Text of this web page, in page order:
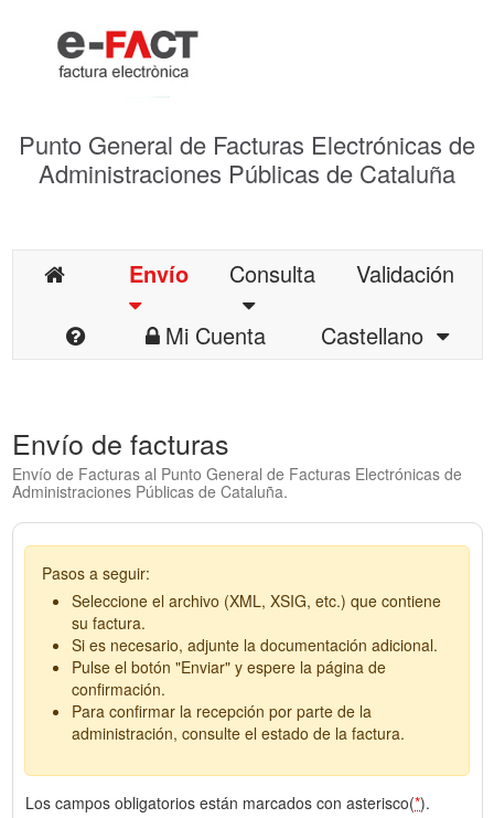
Punto General de Facturas Electrónicas de
Administraciones Públicas de Cataluña
Envío Consulta
Validación
Mi Cuenta
Castellano
Envío de facturas
Envío de Facturas al Punto General de Facturas Electrónicas de
Administraciones Públicas de Cataluña.
Pasos a seguir:
Seleccione el archivo (XML, XSIG, etc.) que contiene
su factura.
Si es necesario, adjunte la documentación adicional.
Pulse el botón "Enviar" y espere la página de
confirmación.
Para confirmar la recepción por parte de la
administración, consulte el estado de la factura.
Los campos obligatorios están marcados con asterisco(*).